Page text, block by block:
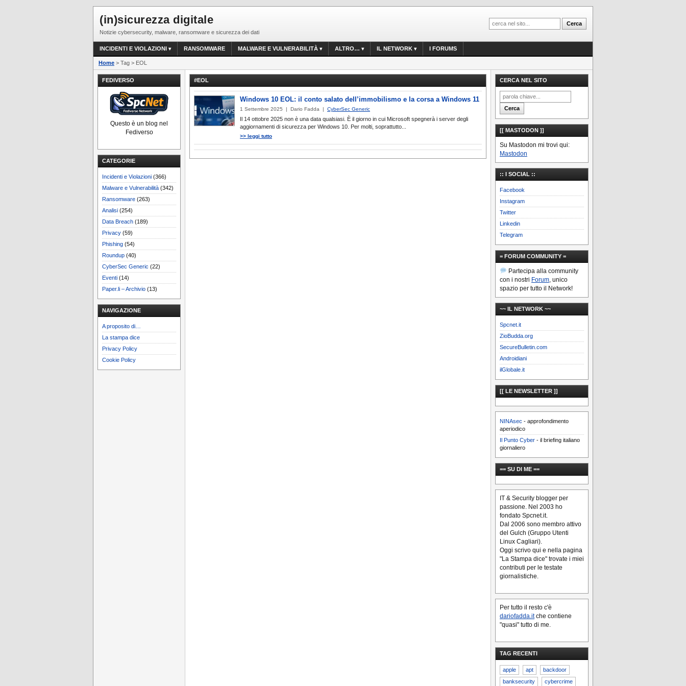
(in)sicurezza digitale
Notizie cybersecurity, malware, ransomware e sicurezza dei dati
INCIDENTI E VIOLAZIONI RANSOMWARE MALWARE E VULNERABILITÀ ALTRO… IL NETWORK I FORUMS
Home > Tag > EOL
FEDIVERSO
Questo è un blog nel
Fediverso
CATEGORIE
Incidenti e Violazioni (366)
Malware e Vulnerabilità (342)
Ransomware (263)
Analisi (254)
Data Breach (189)
Privacy (59)
Phishing (54)
Roundup (40)
CyberSec Generic (22)
Eventi (14)
Paper.li – Archivio (13)
NAVIGAZIONE
A proposito di…
La stampa dice
Privacy Policy
Cookie Policy
#EOL
Windows 10 EOL: il conto salato dell’immobilismo e la corsa a Windows 11
1 Settembre 2025 | Dario Fadda | CyberSec Generic
Il 14 ottobre 2025 non è una data qualsiasi. È il giorno in cui Microsoft spegnerà i server degli
aggiornamenti di sicurezza per Windows 10. Per molti, soprattutto...
>> leggi tutto
CERCA NEL SITO
[[ MASTODON ]]
Su Mastodon mi trovi qui:
Mastodon
:: I SOCIAL ::
Facebook
Instagram
Twitter
Linkedin
Telegram
= FORUM COMMUNITY =
Partecipa alla community
con i nostri Forum, unico
spazio per tutto il Network!
~~ IL NETWORK ~~
Spcnet.it
ZioBudda.org
SecureBulletin.com
Androidiani
ilGlobale.it
[[ LE NEWSLETTER ]]
NINAsec - approfondimento
aperiodico
Il Punto Cyber - il briefing italiano
giornaliero
== SU DI ME ==
IT & Security blogger per
passione. Nel 2003 ho
fondato Spcnet.it.
Dal 2006 sono membro attivo
del Gulch (Gruppo Utenti
Linux Cagliari).
Oggi scrivo qui e nella pagina
"La Stampa dice" trovate i miei
contributi per le testate
giornalistiche.
Per tutto il resto c'è
dariofadda.itche contiene
"quasi" tutto di me.
TAG RECENTI
apple apt
backdoor
banksecurity
cybercrime